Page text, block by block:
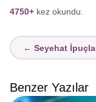
4750+ kez okundu.
← Seyehat
Benzer Yazılar